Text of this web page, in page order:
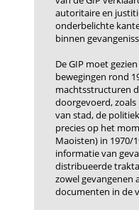
autoritaire en
onderbelichte
binnen
De GIP moet
bewegingen rond
machtsstructuren
doorgevoerd,
van stad, de
precies op het
Maoisten) in 1970/
informatie van
distribueerde
zowel gevangenen
documenten in de